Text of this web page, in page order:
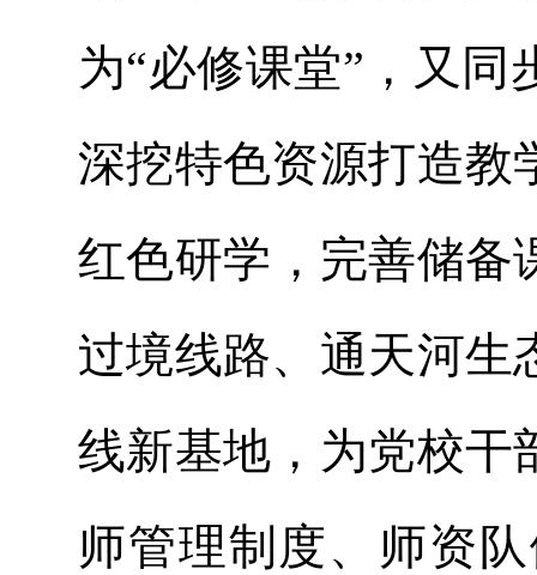
为“必修课堂”，又
深挖特色资源打造教
红色研学，完善储
过境线路、通天河生
线新基地，为党校干
师管理制度、师资